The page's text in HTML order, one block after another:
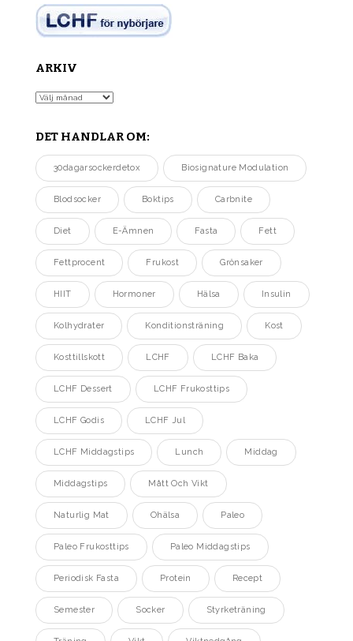
ARKIV
Arkiv
DET HANDLAR OM:
30dagarsockerdetox Biosignature Modulation
Blodsocker Boktips Carbnite
Diet E-Ämnen Fasta Fett
Fettprocent Frukost Grönsaker
HIIT Hormoner Hälsa Insulin
Kolhydrater Konditionsträning Kost
Kosttillskott LCHF LCHF Baka
LCHF Dessert LCHF Frukosttips
LCHF Godis LCHF Jul
LCHF Middagstips Lunch Middag
Middagstips Mått Och Vikt
Naturlig Mat Ohälsa Paleo
Paleo Frukosttips Paleo Middagstips
Periodisk Fasta Protein Recept
Semester Socker Styrketräning